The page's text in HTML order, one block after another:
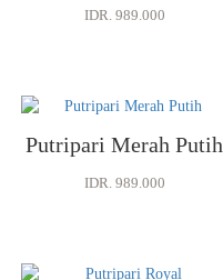
IDR. 989.000
Putripari Merah Putih
IDR. 989.000